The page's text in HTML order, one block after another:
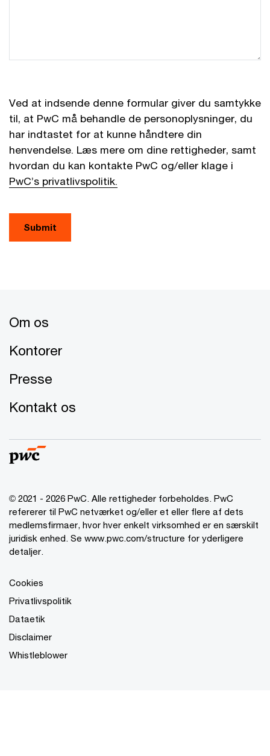
Ved at indsende denne formular giver du samtykke
til, at PwC må behandle de personoplysninger, du
har indtastet for at kunne håndtere din
henvendelse. Læs mere om dine rettigheder, samt
hvordan du kan kontakte PwC og/eller klage i
PwC’s privatlivspolitik.
Submit
Om os
Kontorer
Presse
Kontakt os
© 2021 - 2026 PwC. Alle rettigheder forbeholdes. PwC
refererer til PwC netværket og/eller et eller flere af dets
medlemsfirmaer, hvor hver enkelt virksomhed er en særskilt
juridisk enhed. Se www.pwc.com/structure for yderligere
detaljer.
Cookies
Privatlivspolitik
Dataetik
Disclaimer
Whistleblower